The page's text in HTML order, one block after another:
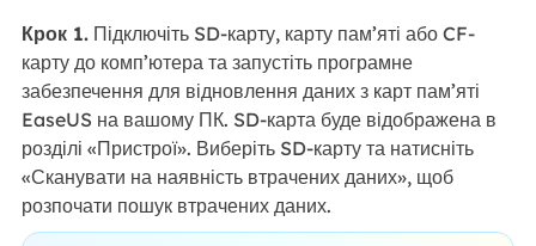
Крок 1.Підключіть SD-карту, карту пам’яті або CF-
карту до комп’ютера та запустіть програмне
забезпечення для відновлення даних з карт пам’яті
EaseUS на вашому ПК. SD-карта буде відображена в
розділі «Пристрої». Виберіть SD-карту та натисніть
«Сканувати на наявність втрачених даних», щоб
розпочати пошук втрачених даних.